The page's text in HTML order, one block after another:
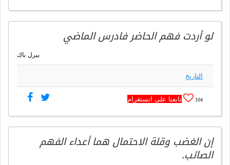
لو أردت فهم الحاضر فادرس الماضي
بيرل باك
التاريخ
104 تابعنا على انستغرام
إن الغضب وقلة الاحتمال هما أعداء الفهم
الصائب.